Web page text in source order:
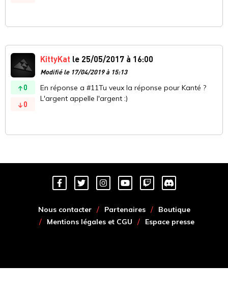
0
0
KittyKat le 25/05/2017 à 16:00
Modifié le 17/04/2019 à 15:13
En réponse a #11Tu veux la réponse pour Kanté ?
L'argent appelle l'argent :)
Nous contacter Partenaires
Boutique
Mentions légales et CGU
Espace presse